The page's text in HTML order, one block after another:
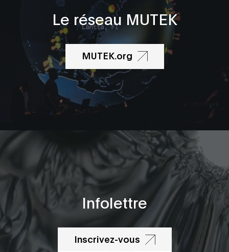
Le réseau MUTEK
MUTEK.org
Infolettre
Inscrivez-vous